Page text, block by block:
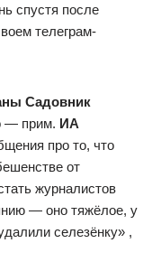
спустя после
телеграм-
Садовник
— прим. ИА
про то, что
от
журналистов
— оно тяжёлое, у
селезёнку» ,